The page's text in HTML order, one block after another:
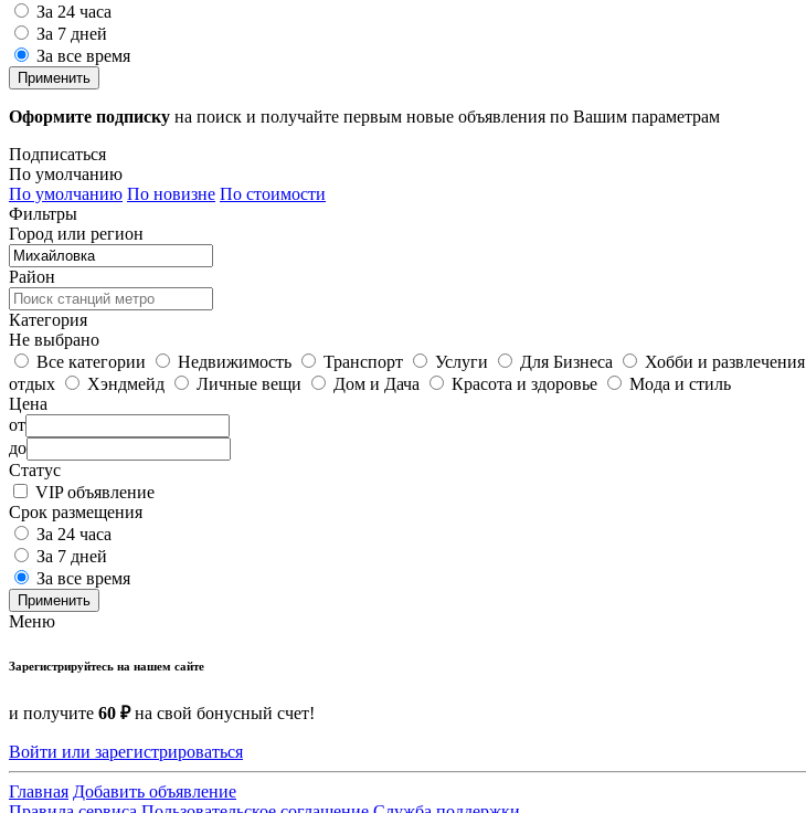
За 24 часа
За 7 дней
За все время
Применить
Оформите подписку на поиск и получайте первым новые объявления по Вашим параметрам
Подписаться
По умолчанию
По умолчанию По новизне По стоимости
Фильтры
Город или регион
Район
Категория
Не выбрано
Все категории
Недвижимость Транспорт Услуги Для Бизнеса Хобби и развлечения
отдых
Хэндмейд Личные вещи Дом и Дача Красота и здоровье
Мода и стиль
Цена
от
до
Статус
VIP объявление
Срок размещения
За 24 часа
За 7 дней
За все время
Применить
Меню
Зарегистрируйтесь на нашем сайте
и получите 60 ₽на свой бонусный счет!
Войти или зарегистрироваться
Главная Добавить объявление